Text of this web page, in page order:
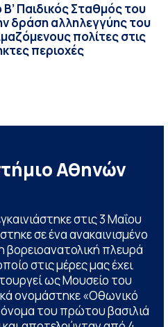
Παιδικός Σταθμός του
δράση αλληλεγγύης του
πολίτες στις
περιοχές
Αθηνών
στις 3 Μαΐου
σε ένα ανακαινισμένο
βορειοανατολική πλευρά
στις μέρες μας έχει
ως Μουσείο του
ονομάστηκε «Οθωνικό
του πρώτου βασιλιά